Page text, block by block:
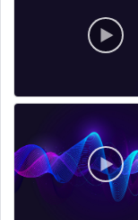
• Есть ли
• Примерное время
смогу точнее
Объем услуги в